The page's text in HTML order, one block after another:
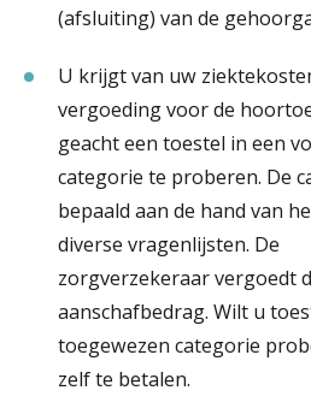
(afsluiting) van de
U krijgt van uw
vergoeding voor de
geacht een toestel in een
categorie te proberen. De
bepaald aan de hand van
diverse vragenlijsten. De
zorgverzekeraar vergoedt
aanschafbedrag. Wilt u
toegewezen categorie
zelf te betalen.